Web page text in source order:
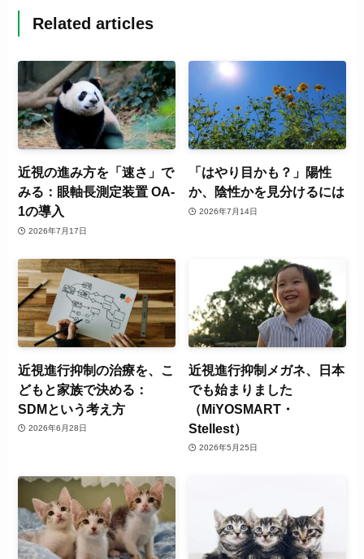
Related articles
近視の進み方を「速さ」で
みる：眼軸長測定装置 OA-
1の導入
2026年7月17日
「はやり目かも？」陽性
か、陰性かを見分けるには
2026年7月14日
近視進行抑制の治療を、こ
どもと家族で決める：
SDMという考え方
2026年6月28日
近視進行抑制メガネ、日本
でも始まりました
（MiYOSMART・
Stellest）
2026年5月25日